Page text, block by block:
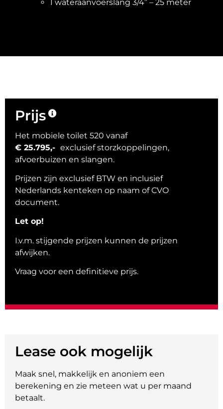
1 wateraanvoerslang 3/4” – 25 meter
Prijs
Het mobiele toilet 520 vanaf
€ 25.795,- exclusief storzkoppelingen,
afvoerbuizen en slangen.
Prijzen zijn exclusief BTW en inclusief
Nederlands kenteken op naam of CVO
document.
Let op!
I.v.m. stijgende prijzen kunnen de prijzen
afwijken.
Vraag voor een definitieve prijs.
Lease ook mogelijk
Maak snel, makkelijk en anoniem een
berekening en zie meteen wat u per maand
betaalt.